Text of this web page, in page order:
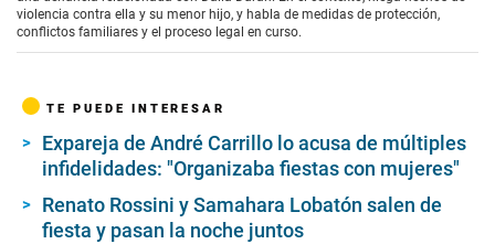
violencia contra ella y su menor hijo, y habla de medidas de protección,
conflictos familiares y el proceso legal en curso.
TE PUEDE INTERESAR
Expareja de André Carrillo lo acusa de múltiples
infidelidades: "Organizaba fiestas con mujeres"
Renato Rossini y Samahara Lobatón salen de
fiesta y pasan la noche juntos